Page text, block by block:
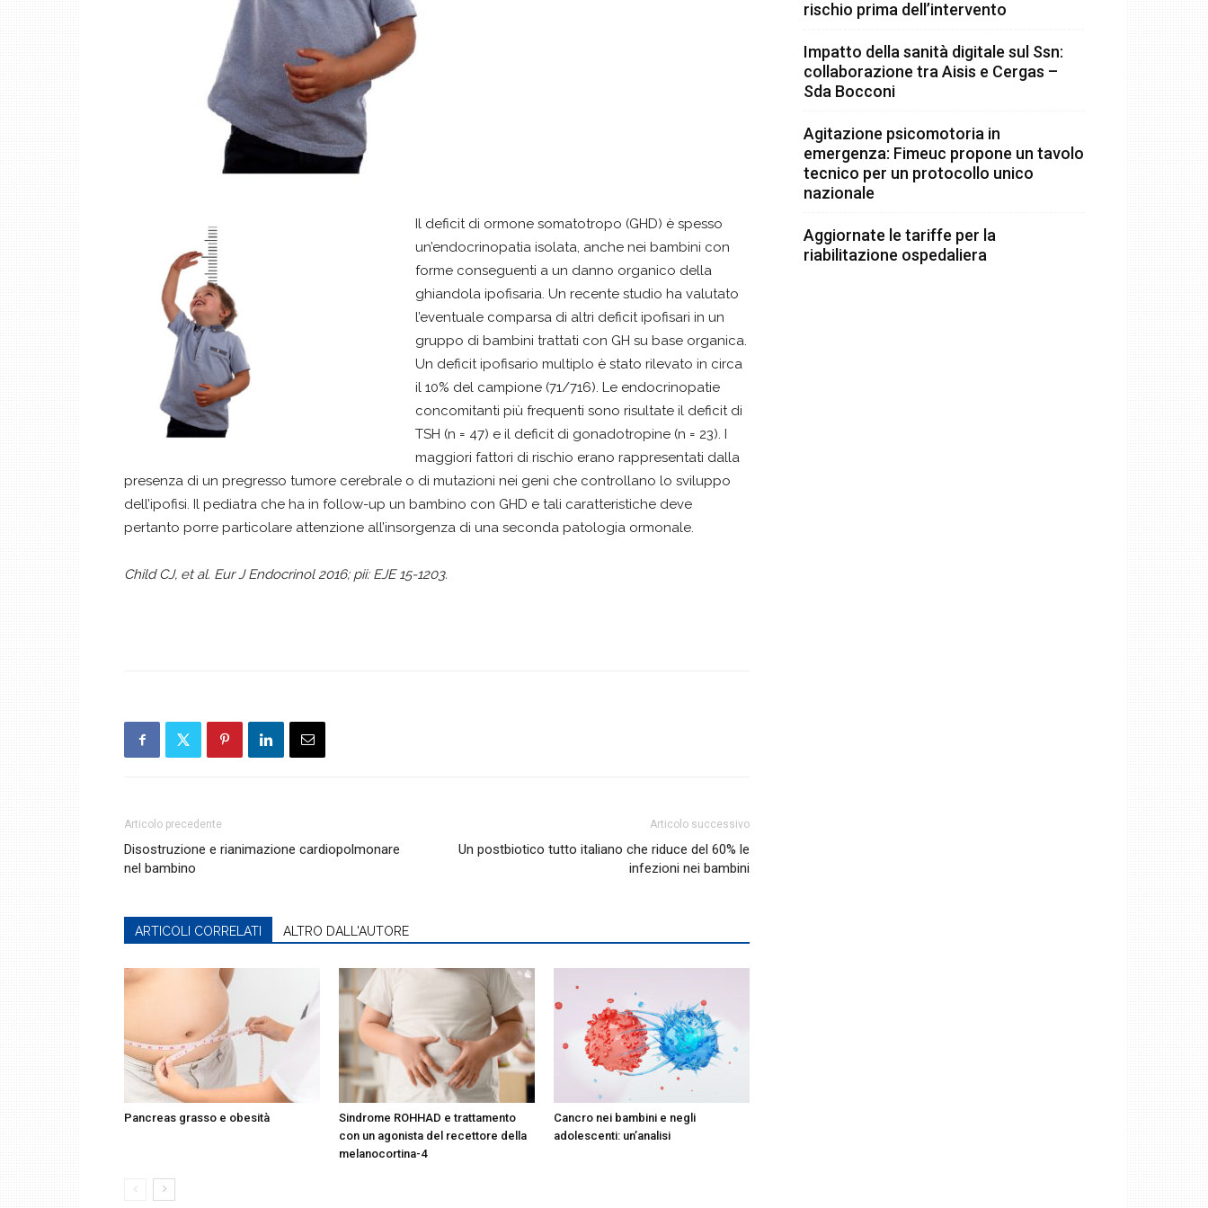
Il deficit di ormone somatotropo (GHD) è spesso
un’endocrinopatia isolata, anche nei bambini con
forme conseguenti a un danno organico della
ghiandola ipofisaria. Un recente studio ha valutato
l’eventuale comparsa di altri deficit ipofisari in un
gruppo di bambini trattati con GH su base organica.
Un deficit ipofisario multiplo è stato rilevato in circa
il 10% del campione (71/716). Le endocrinopatie
concomitanti più frequenti sono risultate il deficit di
TSH (n = 47) e il deficit di gonadotropine (n = 23). I
maggiori fattori di rischio erano rappresentati dalla
presenza di un pregresso tumore cerebrale o di mutazioni nei geni che controllano lo sviluppo
dell’ipofisi. Il pediatra che ha in follow-up un bambino con GHD e tali caratteristiche deve
pertanto porre particolare attenzione all’insorgenza di una seconda patologia ormonale.
Child CJ, et al. Eur J Endocrinol 2016; pii: EJE 15-1203.
Articolo precedente
Disostruzione e rianimazione cardiopolmonare
nel bambino
Articolo successivo
Un postbiotico tutto italiano che riduce del 60% le
infezioni nei bambini
ARTICOLI CORRELATI ALTRO DALL'AUTORE
Pancreas grasso e obesità
Sindrome ROHHAD e trattamento
con un agonista del recettore della
melanocortina-4
Cancro nei bambini e negli
adolescenti: un’analisi
rischio prima dell’intervento
Impatto della sanità digitale sul Ssn:
collaborazione tra Aisis e Cergas –
Sda Bocconi
Agitazione psicomotoria in
emergenza: Fimeuc propone un tavolo
tecnico per un protocollo unico
nazionale
Aggiornate le tariffe per la
riabilitazione ospedaliera